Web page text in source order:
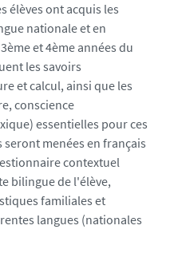
élèves ont acquis les
nationale et en
et 4ème années du
les savoirs
et calcul, ainsi que les
conscience
essentielles pour ces
menées en français
contextuel
bilingue de l'élève,
familiales et
langues (nationales